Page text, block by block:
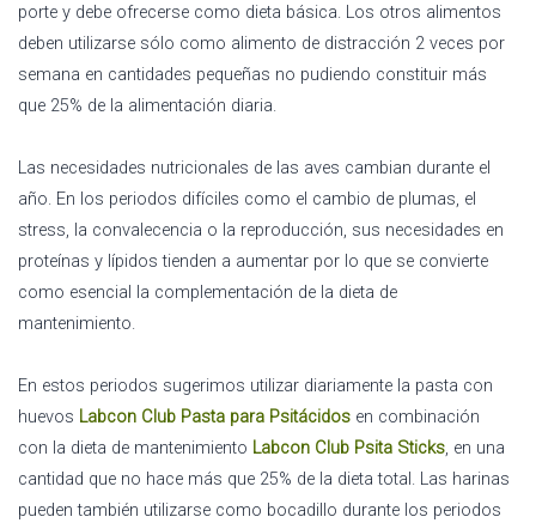
porte y debe ofrecerse como dieta básica. Los otros alimentos
deben utilizarse sólo como alimento de distracción 2 veces por
semana en cantidades pequeñas no pudiendo constituir más
que 25% de la alimentación diaria.
Las necesidades nutricionales de las aves cambian durante el
año. En los periodos difíciles como el cambio de plumas, el
stress, la convalecencia o la reproducción, sus necesidades en
proteínas y lípidos tienden a aumentar por lo que se convierte
como esencial la complementación de la dieta de
mantenimiento.
En estos periodos sugerimos utilizar diariamente la pasta con
huevos Labcon Club Pasta para Psitácidos en combinación
con la dieta de mantenimiento Labcon Club Psita Sticks, en una
cantidad que no hace más que 25% de la dieta total. Las harinas
pueden también utilizarse como bocadillo durante los periodos